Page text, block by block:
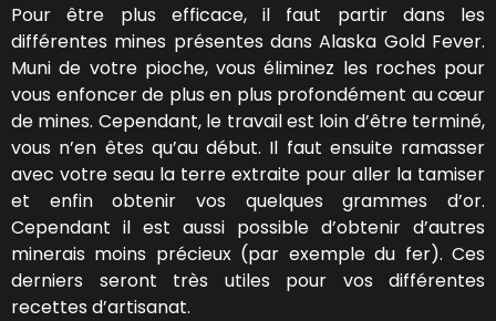
Pour être plus efficace, il faut partir dans les
différentes mines présentes dans Alaska Gold Fever.
Muni de votre pioche, vous éliminez les roches pour
vous enfoncer de plus en plus profondément au cœur
de mines. Cependant, le travail est loin d’être terminé,
vous n’en êtes qu’au début. Il faut ensuite ramasser
avec votre seau la terre extraite pour aller la tamiser
et enfin obtenir vos quelques grammes d’or.
Cependant il est aussi possible d’obtenir d’autres
minerais moins précieux (par exemple du fer). Ces
derniers seront très utiles pour vos différentes
recettes d’artisanat.